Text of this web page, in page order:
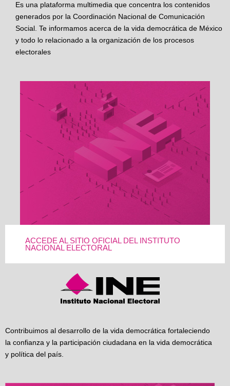
Es una plataforma multimedia que concentra los contenidos
generados por la Coordinación Nacional de Comunicación
Social. Te informamos acerca de la vida democrática de México
y todo lo relacionado a la organización de los procesos
electorales
ACCEDE AL SITIO OFICIAL DEL INSTITUTO
NACIONAL ELECTORAL
Contribuimos al desarrollo de la vida democrática fortaleciendo
la confianza y la participación ciudadana en la vida democrática
y política del país.